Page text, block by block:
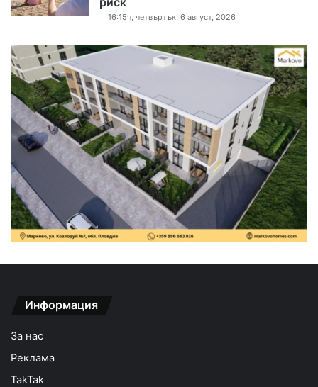
16:15ч, четвъртък, 6 август, 2026
Информация
За нас
Реклама
TakTak